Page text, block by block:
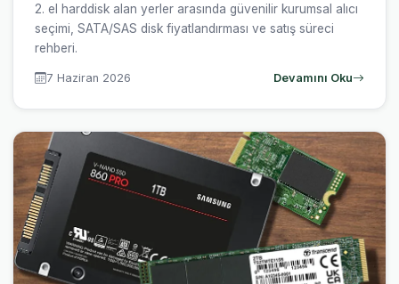
2. el harddisk alan yerler arasında güvenilir kurumsal alıcı
seçimi, SATA/SAS disk fiyatlandırması ve satış süreci
rehberi.
7 Haziran 2026 Devamını Oku